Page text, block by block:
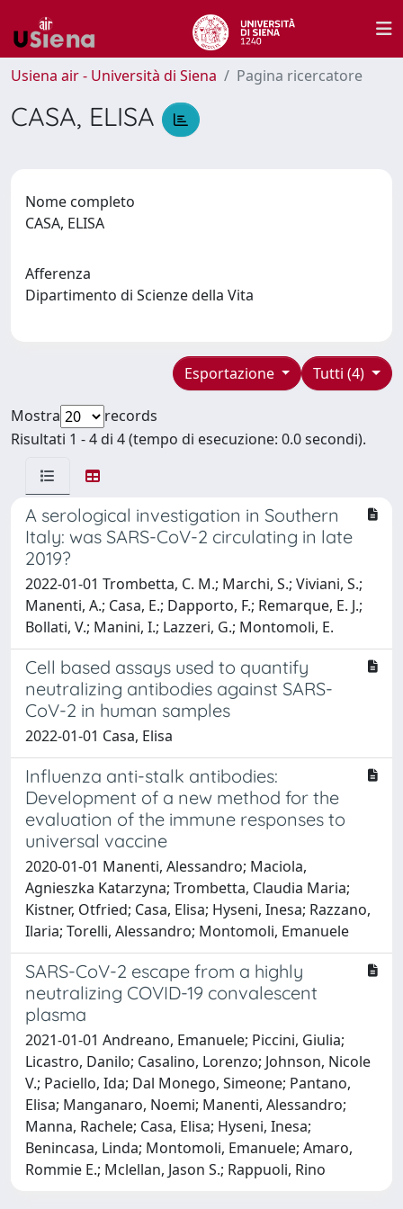
Usiena air - Università di Siena Pagina ricercatore
CASA, ELISA
Nome completo
CASA, ELISA
Afferenza
Dipartimento di Scienze della Vita
Tutti (4)
Esportazione
Mostra
records
Risultati 1 - 4 di 4 (tempo di esecuzione: 0.0 secondi).
A serological investigation in Southern
Italy: was SARS-CoV-2 circulating in late
2019?
2022-01-01 Trombetta, C. M.; Marchi, S.; Viviani, S.;
Manenti, A.; Casa, E.; Dapporto, F.; Remarque, E. J.;
Bollati, V.; Manini, I.; Lazzeri, G.; Montomoli, E.
Cell based assays used to quantify
neutralizing antibodies against SARS-
CoV-2 in human samples
2022-01-01 Casa, Elisa
Influenza anti-stalk antibodies:
Development of a new method for the
evaluation of the immune responses to
universal vaccine
2020-01-01 Manenti, Alessandro; Maciola,
Agnieszka Katarzyna; Trombetta, Claudia Maria;
Kistner, Otfried; Casa, Elisa; Hyseni, Inesa; Razzano,
Ilaria; Torelli, Alessandro; Montomoli, Emanuele
SARS-CoV-2 escape from a highly
neutralizing COVID-19 convalescent
plasma
2021-01-01 Andreano, Emanuele; Piccini, Giulia;
Licastro, Danilo; Casalino, Lorenzo; Johnson, Nicole
V.; Paciello, Ida; Dal Monego, Simeone; Pantano,
Elisa; Manganaro, Noemi; Manenti, Alessandro;
Manna, Rachele; Casa, Elisa; Hyseni, Inesa;
Benincasa, Linda; Montomoli, Emanuele; Amaro,
Rommie E.; Mclellan, Jason S.; Rappuoli, Rino